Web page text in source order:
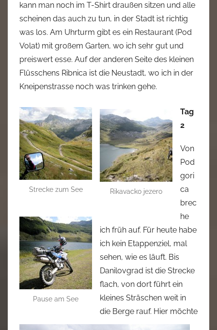
kann man noch im T-Shirt draußen sitzen und alle
scheinen das auch zu tun, in der Stadt ist richtig
was los. Am Uhrturm gibt es ein Restaurant (Pod
Volat) mit großem Garten, wo ich sehr gut und
preiswert esse. Auf der anderen Seite des kleinen
Flüsschens Ribnica ist die Neustadt, wo ich in der
Kneipenstrasse noch was trinken gehe.
Strecke zum See Rikavacko jezero
Pause am See
Tag
2
Von
Pod
gori
ca
brec
he
ich früh auf. Für heute habe
ich kein Etappenziel, mal
sehen, wie es läuft. Bis
Danilovgrad ist die Strecke
flach, von dort führt ein
kleines Sträschen weit in
die Berge rauf. Hier möchte